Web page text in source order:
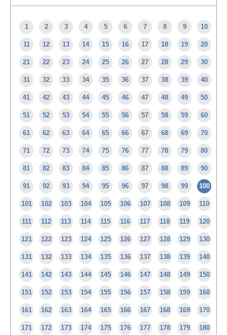
1 2 3 4 5 6 7 8 9 10
11 12 13 14 15 16 17 18 19 20
21 22 23 24 25 26 27 28 29 30
31 32 33 34 35 36 37 38 39 40
41 42 43 44 45 46 47 48 49 50
51 52 53 54 55 56 57 58 59 60
61 62 63 64 65 66 67 68 69 70
71 72 73 74 75 76 77 78 79 80
81 82 83 84 85 86 87 88 89 90
91 92 93 94 95 96 97 98 99 100
101 102 103 104 105 106 107 108 109 110
111 112 113 114 115 116 117 118 119 120
121 122 123 124 125 126 127 128 129 130
131 132 133 134 135 136 137 138 139 140
141 142 143 144 145 146 147 148 149 150
151 152 153 154 155 156 157 158 159 160
161 162 163 164 165 166 167 168 169 170
171 172 173 174 175 176 177 178 179 180